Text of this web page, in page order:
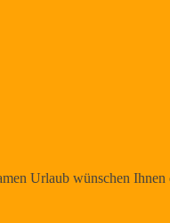
Urlaub wünschen